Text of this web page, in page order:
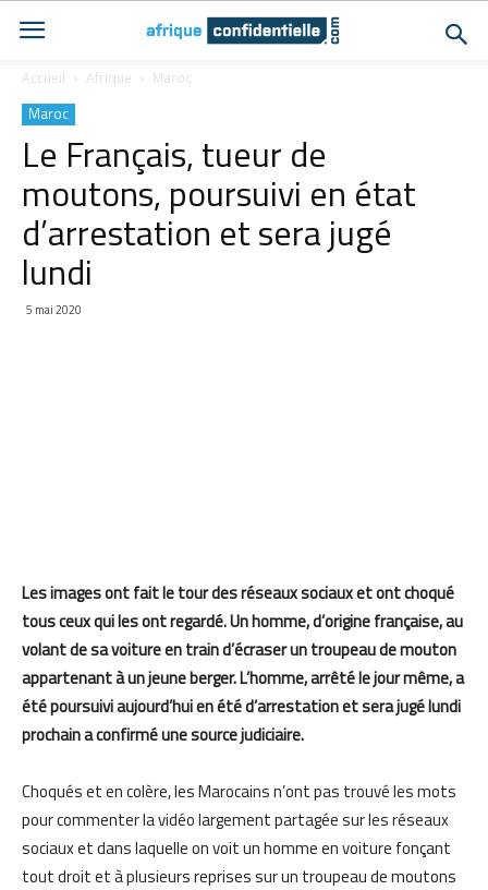
Accueil Afrique Maroc
Maroc
Le Français, tueur de
moutons, poursuivi en état
d’arrestation et sera jugé
lundi
5 mai 2020
Les images ont fait le tour des réseaux sociaux et ont choqué
tous ceux qui les ont regardé. Un homme, d’origine française, au
volant de sa voiture en train d’écraser un troupeau de mouton
appartenant à un jeune berger. L’homme, arrêté le jour même, a
été poursuivi aujourd’hui en été d’arrestation et sera jugé lundi
prochain a confirmé une source judiciaire.
Choqués et en colère, les Marocains n’ont pas trouvé les mots
pour commenter la vidéo largement partagée sur les réseaux
sociaux et dans laquelle on voit un homme en voiture fonçant
tout droit et à plusieurs reprises sur un troupeau de moutons